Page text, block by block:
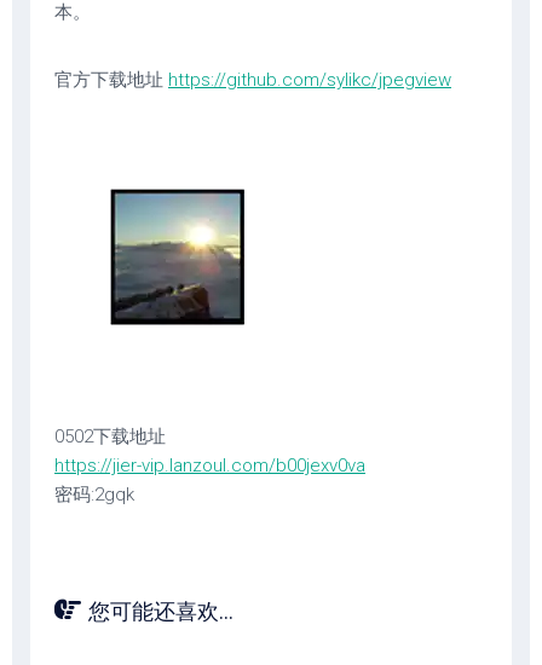
本。
官方下载地址 https://github.com/sylikc/jpegview
0502下载地址
https://jier-vip.lanzoul.com/b00jexv0va
密码:2gqk
您可能还喜欢...